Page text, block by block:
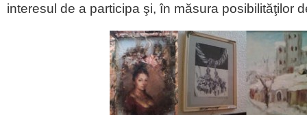
interesul de a participa şi, în măsura posibilităţilor